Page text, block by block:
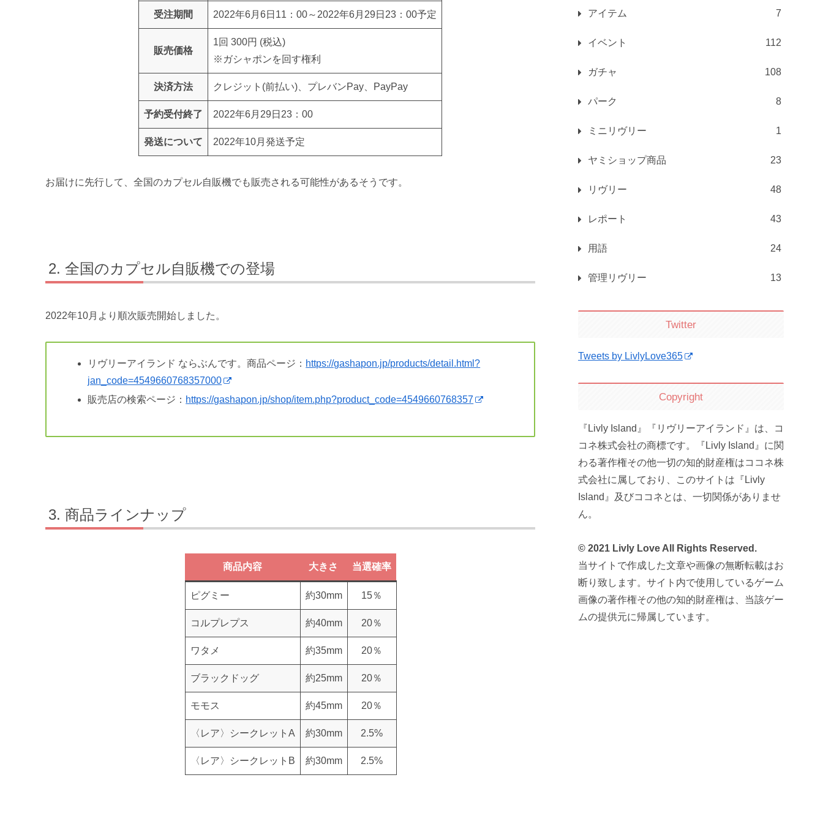
受注期間 2022年6月6日11：00～2022年6月29日23：00予定
販売価格
1回 300円 (税込)
※ガシャポンを回す権利
決済方法 クレジット(前払い)、プレバンPay、PayPay
予約受付終了 2022年6月29日23：00
発送について 2022年10月発送予定
お届けに先行して、全国のカプセル自販機でも販売される可能性があるそうです。
全国のカプセル自販機での登場
2022年10月より順次販売開始しました。
リヴリーアイランド ならぶんです。商品ページ： https://gashapon.jp/products/detail.html?
jan_code=4549660768357000
販売店の検索ページ： https://gashapon.jp/shop/item.php?product_code=4549660768357
商品ラインナップ
商品内容 大きさ 当選確率
ピグミー 約30mm 15％
コルプレプス 約40mm 20％
ワタメ 約35mm 20％
ブラックドッグ 約25mm 20％
モモス 約45mm 20％
〈レア〉シークレットA 約30mm 2.5%
〈レア〉シークレットB 約30mm 2.5%
アイテム 7
イベント 112
ガチャ 108
パーク 8
ミニリヴリー 1
ヤミショップ商品 23
リヴリー 48
レポート 43
用語 24
管理リヴリー 13
Twitter
Tweets by LivlyLove365
Copyright
『Livly Island』『リヴリーアイランド』は、コ
コネ株式会社の商標です。『Livly Island』に関
わる著作権その他一切の知的財産権はココネ株
式会社に属しており、このサイトは『Livly
Island』及びココネとは、一切関係がありませ
ん。
© 2021 Livly Love All Rights Reserved.
当サイトで作成した文章や画像の無断転載はお
断り致します。サイト内で使用しているゲーム
画像の著作権その他の知的財産権は、当該ゲー
ムの提供元に帰属しています。